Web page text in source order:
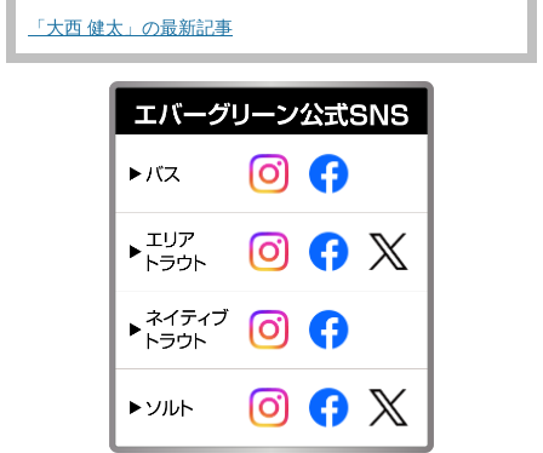
「大西 健太」の最新記事